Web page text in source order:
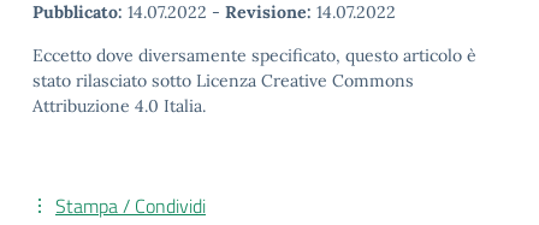
Pubblicato: 14.07.2022 - Revisione: 14.07.2022
Eccetto dove diversamente specificato, questo articolo è
stato rilasciato sotto Licenza Creative Commons
Attribuzione 4.0 Italia.
Stampa / Condividi